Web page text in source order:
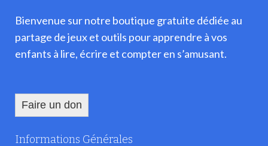
Bienvenue sur notre boutique gratuite dédiée au
partage de jeux et outils pour apprendre à vos
enfants à lire, écrire et compter en s’amusant.
Faire un don
Informations Générales